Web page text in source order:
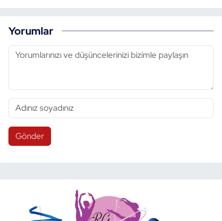
Yorumlar
Gönder